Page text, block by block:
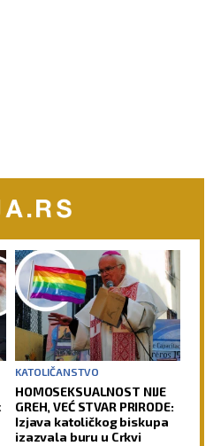
KATOLIČANSTVO
HOMOSEKSUALNOST NIJE
GREH, VEĆ STVAR PRIRODE:
Izjava katoličkog biskupa
izazvala buru u Crkvi